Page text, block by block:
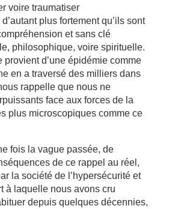
voire traumatiser
plus fortement qu’ils sont
et sans clé
philosophique, voire spirituelle.
provient d’une épidémie comme
en a traversé des milliers dans
rappelle que nous ne
face aux forces de la
plus microscopiques comme ce
fois la vague passée, de
de ce rappel au réel,
la société de l’hypersécurité et
à laquelle nous avons cru
depuis quelques décennies,